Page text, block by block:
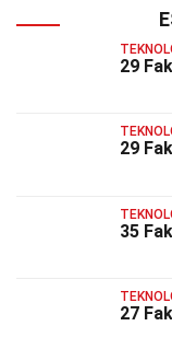
29
29
35
27